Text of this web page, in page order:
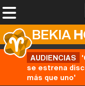
BEKIA
AUDIENCIAS
se estrena
más que uno'